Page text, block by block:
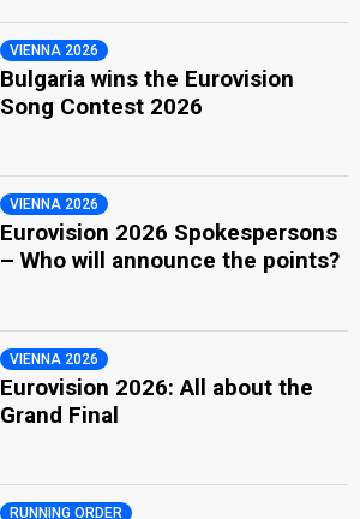
VIENNA 2026
Bulgaria wins the Eurovision
Song Contest 2026
VIENNA 2026
Eurovision 2026 Spokespersons
– Who will announce the points?
VIENNA 2026
Eurovision 2026: All about the
Grand Final
RUNNING ORDER